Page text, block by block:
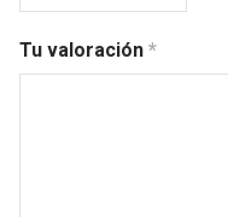
Tu valoración *